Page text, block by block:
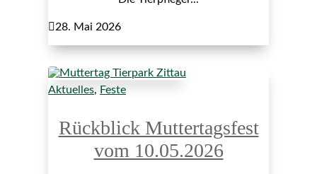
28. Mai 2026
Aktuelles, Feste
Rückblick Muttertagsfest
vom 10.05.2026